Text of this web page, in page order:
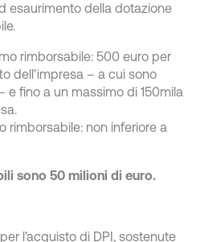
esaurimento della dotazione
rimborsabile: 500 euro per
dell’impresa – a cui sono
e fino a un massimo di 150mila
rimborsabile: non inferiore a
sono 50 milioni di euro.
l’acquisto di DPI, sostenute